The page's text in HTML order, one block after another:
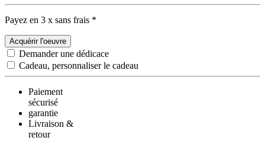
Payez en 3 x sans frais *
Acquérir l'oeuvre
Demander une dédicace
Cadeau, personnaliser le cadeau
Paiement
sécurisé
garantie
Livraison &
retour